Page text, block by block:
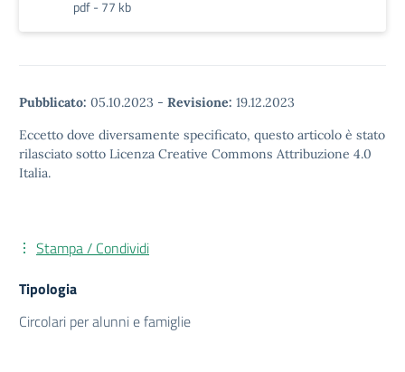
pdf - 77 kb
Pubblicato: 05.10.2023 - Revisione: 19.12.2023
Eccetto dove diversamente specificato, questo articolo è stato
rilasciato sotto Licenza Creative Commons Attribuzione 4.0
Italia.
Stampa / Condividi
Tipologia
Circolari per alunni e famiglie